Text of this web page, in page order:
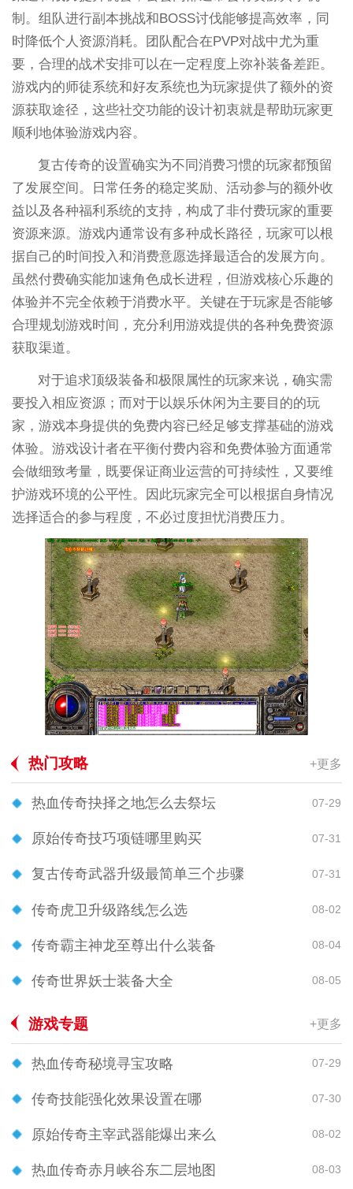
制。组队进行副本挑战和BOSS讨伐能够提高效率，同
时降低个人资源消耗。团队配合在PVP对战中尤为重
要，合理的战术安排可以在一定程度上弥补装备差距。
游戏内的师徒系统和好友系统也为玩家提供了额外的资
源获取途径，这些社交功能的设计初衷就是帮助玩家更
顺利地体验游戏内容。
复古传奇的设置确实为不同消费习惯的玩家都预留
了发展空间。日常任务的稳定奖励、活动参与的额外收
益以及各种福利系统的支持，构成了非付费玩家的重要
资源来源。游戏内通常设有多种成长路径，玩家可以根
据自己的时间投入和消费意愿选择最适合的发展方向。
虽然付费确实能加速角色成长进程，但游戏核心乐趣的
体验并不完全依赖于消费水平。关键在于玩家是否能够
合理规划游戏时间，充分利用游戏提供的各种免费资源
获取渠道。
对于追求顶级装备和极限属性的玩家来说，确实需
要投入相应资源；而对于以娱乐休闲为主要目的的玩
家，游戏本身提供的免费内容已经足够支撑基础的游戏
体验。游戏设计者在平衡付费内容和免费体验方面通常
会做细致考量，既要保证商业运营的可持续性，又要维
护游戏环境的公平性。因此玩家完全可以根据自身情况
选择适合的参与程度，不必过度担忧消费压力。
热门攻略 +更多
热血传奇抉择之地怎么去祭坛 07-29
原始传奇技巧项链哪里购买 07-31
复古传奇武器升级最简单三个步骤 07-31
传奇虎卫升级路线怎么选 08-02
传奇霸主神龙至尊出什么装备 08-04
传奇世界妖士装备大全 08-05
游戏专题 +更多
热血传奇秘境寻宝攻略 07-29
传奇技能强化效果设置在哪 07-30
原始传奇主宰武器能爆出来么 08-02
热血传奇赤月峡谷东二层地图 08-03